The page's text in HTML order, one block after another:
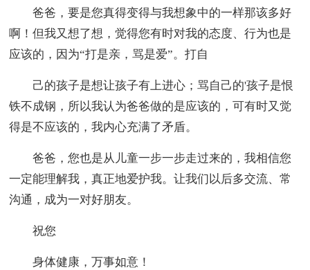
爸爸，要是您真得变得与我想象中的一样那该多好
啊！但我又想了想，觉得您有时对我的态度、行为也是
应该的，因为“打是亲，骂是爱”。打自
己的孩子是想让孩子有上进心；骂自己的'孩子是恨
铁不成钢，所以我认为爸爸做的是应该的，可有时又觉
得是不应该的，我内心充满了矛盾。
爸爸，您也是从儿童一步一步走过来的，我相信您
一定能理解我，真正地爱护我。让我们以后多交流、常
沟通，成为一对好朋友。
祝您
身体健康，万事如意！